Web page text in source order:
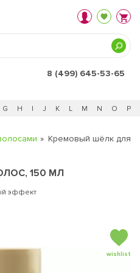
8 (499) 645-53-65
G H I J K L M N O P
Кремовый шёлк для
150 МЛ
эффект
wishlist